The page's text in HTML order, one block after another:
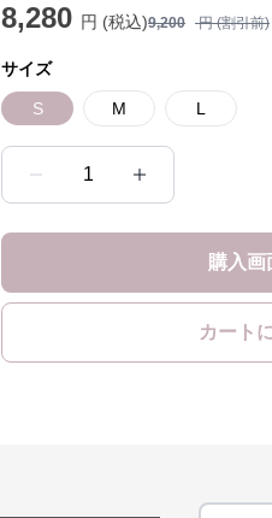
8,280 円 (税込)9,200 円 (割引前)
サイズ
S M L
1
購入画
カート